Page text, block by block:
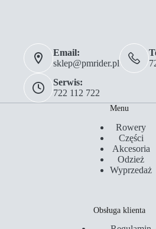
Email:
sklep@pmrider.pl
Serwis:
722 112 722
Menu
Rowery
Części
Akcesoria
Odzież
Wyprzedaż
Obsługa klienta